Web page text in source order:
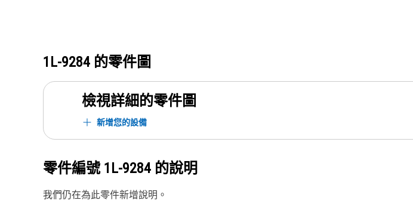
1L-9284 的零件圖
檢視詳細的零件圖
新增您的設備
零件編號 1L-9284 的說明
我們仍在為此零件新增說明。